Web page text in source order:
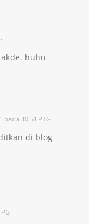
huhu
pada 10:51 PTG
di blog